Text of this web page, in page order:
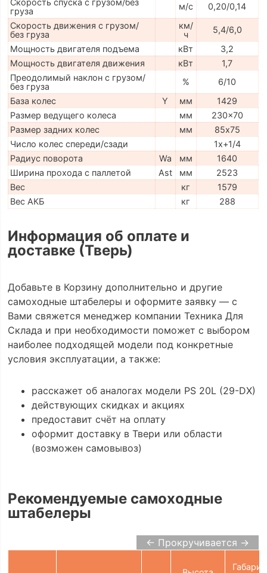
Скорость спуска с грузом/без
груза
м/с
0,20/0,14
Скорость движения с грузом/
без груза
км/
ч
5,4/6,0
Мощность двигателя подъема
кВт
3,2
Мощность двигателя движения
кВт
1,7
Преодолимый наклон с грузом/
без груза
%
6/10
База колес
Y мм
1429
Размер ведущего колеса
мм
230x70
Размер задних колес
мм
85х75
Число колес спереди/сзади
1x+1/4
Радиус поворота
Wa мм
1640
Ширина прохода с паллетой
Ast мм
2523
Вес
кг
1579
Вес АКБ
кг 288
Информация об оплате и
доставке (Тверь)
Добавьте в Корзину дополнительно и другие
самоходные штабелеры и оформите заявку — с
Вами свяжется менеджер компании Техника Для
Склада и при необходимости поможет с выбором
наиболее подходящей модели под конкретные
условия эксплуатации, а также:
расскажет об аналогах модели PS 20L (29-DX)
действующих скидках и акциях
предоставит счёт на оплату
оформит доставку в Твери или области
(возможен самовывоз)
Рекомендуемые самоходные
штабелеры
← Прокручивается →